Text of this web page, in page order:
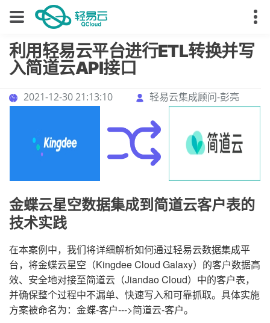
利用轻易云平台进行ETL转换并写
入简道云API接口
2021-12-30 21:13:10 轻易云集成顾问-彭亮
金蝶云星空数据集成到简道云客户表的
技术实践
在本案例中，我们将详细解析如何通过轻易云数据集成平
台，将金蝶云星空（Kingdee Cloud Galaxy）的客户数据高
效、安全地对接至简道云（Jiandao Cloud）中的客户表，
并确保整个过程中不漏单、快速写入和可靠抓取。具体实施
方案被命名为：金蝶-客户--->简道云-客户。